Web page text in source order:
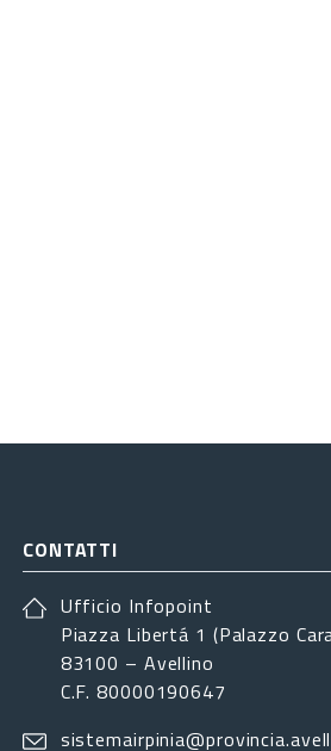
CONTATTI
Ufficio Infopoint
Piazza Libertá 1 (Palazzo
83100 – Avellino
C.F. 80000190647